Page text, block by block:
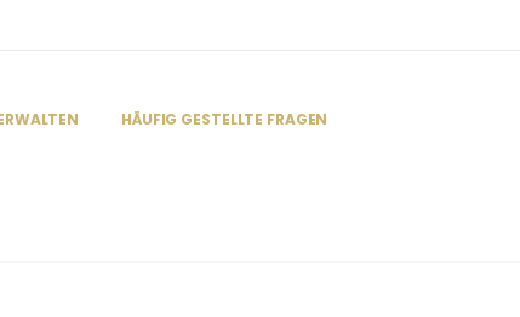
HÄUFIG GESTELLTE FRAGEN